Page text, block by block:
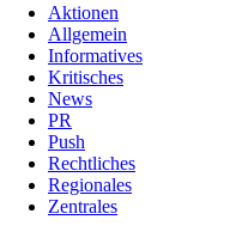
Aktionen
Allgemein
Informatives
Kritisches
News
PR
Push
Rechtliches
Regionales
Zentrales